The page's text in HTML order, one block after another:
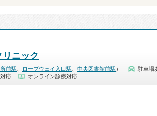
リニック
前駅 ロープウェイ入口駅 中央図書館前駅 ）
駐車場
応 オンライン診療対応